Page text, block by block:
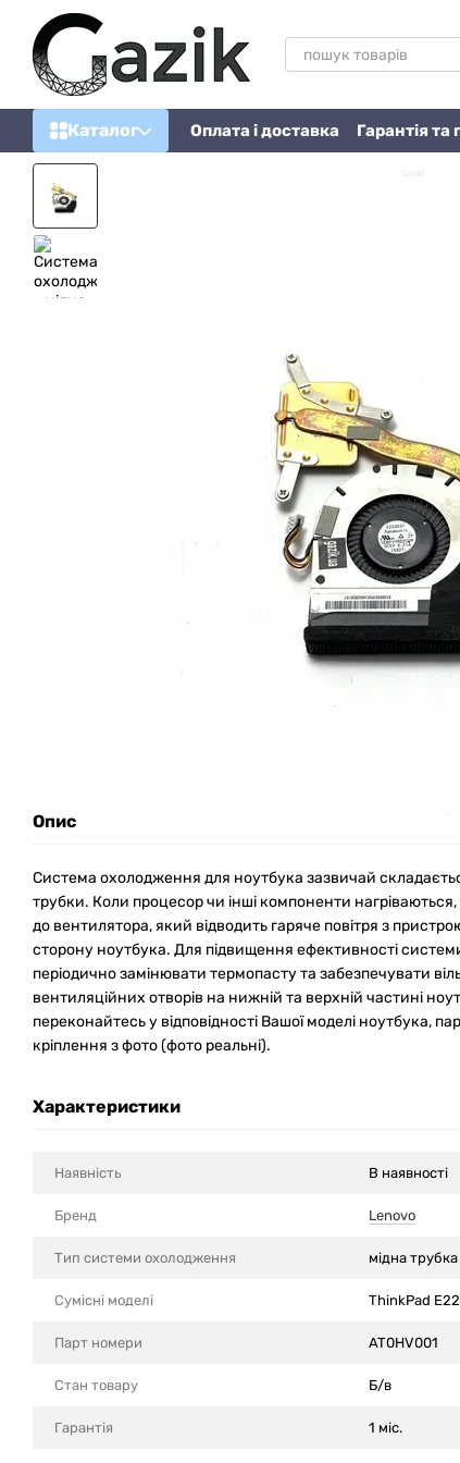
Перейти до основного контенту
Каталог Оплата і доставка Гарантія
Опис
Система охолодження для ноутбука зазвичай
трубки. Коли процесор чи інші компоненти
до вентилятора, який відводить гаряче повітря з
сторону ноутбука. Для підвищення ефективності
періодично замінювати термопасту та забезпечувати
вентиляційних отворів на нижній та верхній частині
переконайтесь у відповідності Вашої моделі ноутбука,
кріплення з фото (фото реальні).
Характеристики
Наявність В наявності
Бренд Lenovo
Тип системи охолодження мідна
Сумісні моделi ThinkPad
Парт номери AT0HV001
Стан товару Б/в
Гарантія 1 міс.